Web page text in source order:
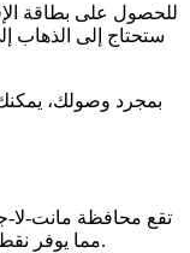
للحصول على بطاقة
ستحتاج إلى الذهاب
بمجرد وصولك، يمكنك
تقع محافظة مانت-
مما يوفر نقطة وصول مريحة لطلبات تجديد بطاقة الإقامة.